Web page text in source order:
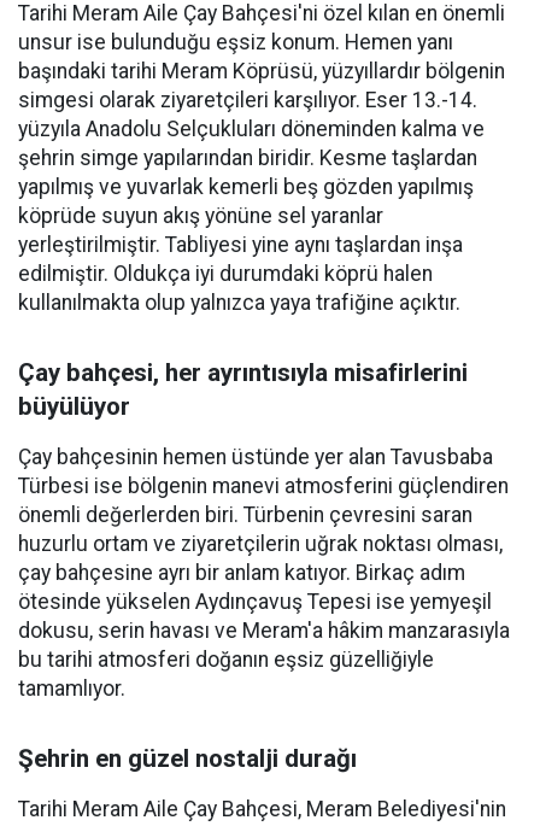
Tarihi Meram Aile Çay Bahçesi'ni özel kılan en önemli
unsur ise bulunduğu eşsiz konum. Hemen yanı
başındaki tarihi Meram Köprüsü, yüzyıllardır bölgenin
simgesi olarak ziyaretçileri karşılıyor. Eser 13.-14.
yüzyıla Anadolu Selçukluları döneminden kalma ve
şehrin simge yapılarından biridir. Kesme taşlardan
yapılmış ve yuvarlak kemerli beş gözden yapılmış
köprüde suyun akış yönüne sel yaranlar
yerleştirilmiştir. Tabliyesi yine aynı taşlardan inşa
edilmiştir. Oldukça iyi durumdaki köprü halen
kullanılmakta olup yalnızca yaya trafiğine açıktır.
Çay bahçesi, her ayrıntısıyla misafirlerini
büyülüyor
Çay bahçesinin hemen üstünde yer alan Tavusbaba
Türbesi ise bölgenin manevi atmosferini güçlendiren
önemli değerlerden biri. Türbenin çevresini saran
huzurlu ortam ve ziyaretçilerin uğrak noktası olması,
çay bahçesine ayrı bir anlam katıyor. Birkaç adım
ötesinde yükselen Aydınçavuş Tepesi ise yemyeşil
dokusu, serin havası ve Meram'a hâkim manzarasıyla
bu tarihi atmosferi doğanın eşsiz güzelliğiyle
tamamlıyor.
Şehrin en güzel nostalji durağı
Tarihi Meram Aile Çay Bahçesi, Meram Belediyesi'nin